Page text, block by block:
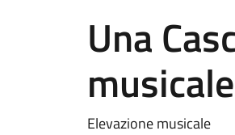
Una
Elevazione musicale